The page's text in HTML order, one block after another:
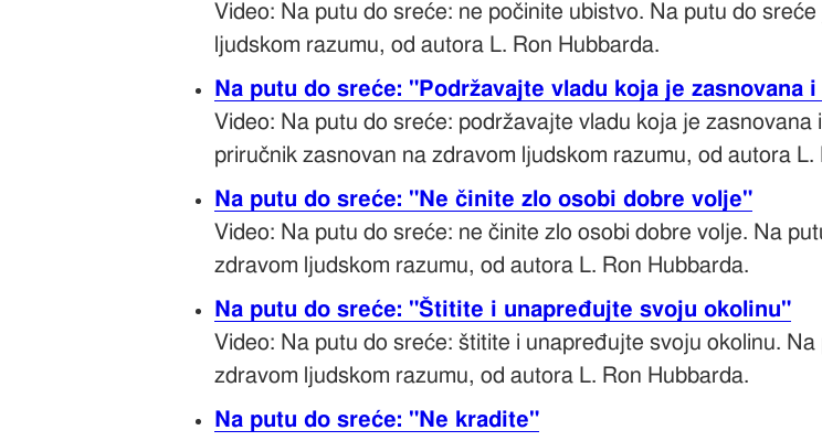
Video: Na putu do sreće: ne počinite ubistvo. Na putu do
ljudskom razumu, od autora L. Ron Hubbarda.
Na putu do sreće: "Podržavajte vladu koja je zasnovana
Video: Na putu do sreće: podržavajte vladu koja je
priručnik zasnovan na zdravom ljudskom razumu, od autora L.
Na putu do sreće: "Ne činite zlo osobi dobre volje"
Video: Na putu do sreće: ne činite zlo osobi dobre volje. Na
zdravom ljudskom razumu, od autora L. Ron Hubbarda.
Na putu do sreće: "Štitite i unapređujte svoju okolinu"
Video: Na putu do sreće: štitite i unapređujte svoju okolinu.
zdravom ljudskom razumu, od autora L. Ron Hubbarda.
Na putu do sreće: "Ne kradite"